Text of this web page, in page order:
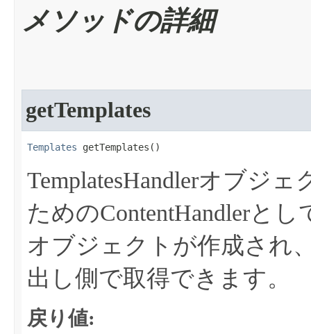
メソッドの詳細
getTemplates
Templates getTemplates​()
TemplatesHandlerオブジ
ためのContentHandlerと
オブジェクトが作成され
出し側で取得できます。
戻り値: